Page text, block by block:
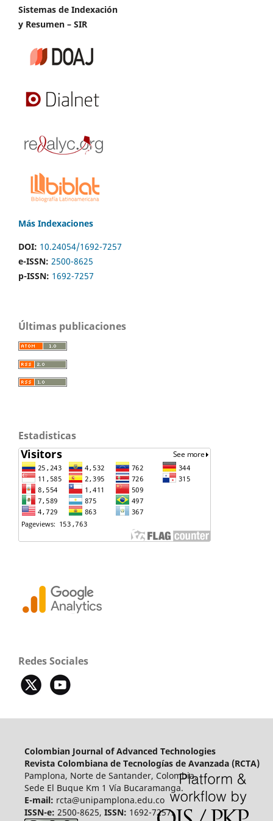
Sistemas de Indexación
y Resumen – SIR
Más Indexaciones
DOI: 10.24054/1692-7257
e-ISSN: 2500-8625
p-ISSN: 1692-7257
Últimas publicaciones
Estadisticas
Redes Sociales
Colombian Journal of Advanced Technologies
Revista Colombiana de Tecnologías de Avanzada (RCTA)
Pamplona, Norte de Santander, Colombia.
Sede El Buque Km 1 Vía Bucaramanga.
E-mail: rcta@unipamplona.edu.co
ISSN-e: 2500-8625, ISSN: 1692-7257.